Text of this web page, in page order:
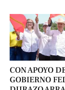
CON APOYO
GOBIERNO